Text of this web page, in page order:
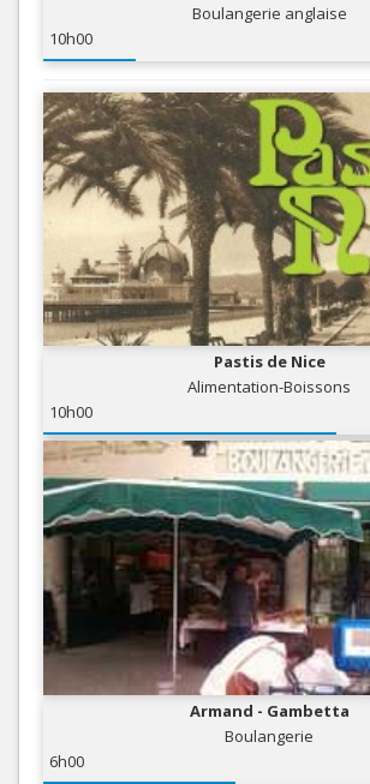
Boulangerie anglaise
10h00
Pastis de Nice
Alimentation-Boissons
10h00
Armand - Gambetta
Boulangerie
6h00